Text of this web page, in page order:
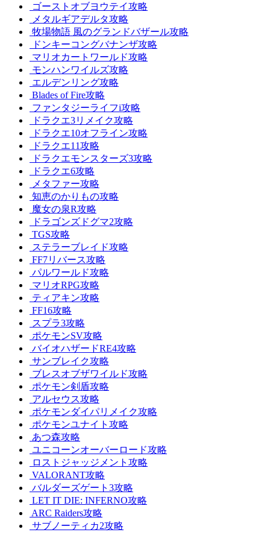
ゴーストオブヨウテイ攻略
メタルギアデルタ攻略
牧場物語 風のグランドバザール攻略
ドンキーコングバナンザ攻略
マリオカートワールド攻略
モンハンワイルズ攻略
エルデンリング攻略
Blades of Fire攻略
ファンタジーライフi攻略
ドラクエ3リメイク攻略
ドラクエ10オフライン攻略
ドラクエ11攻略
ドラクエモンスターズ3攻略
ドラクエ6攻略
メタファー攻略
知恵のかりもの攻略
魔女の泉R攻略
ドラゴンズドグマ2攻略
TGS攻略
ステラーブレイド攻略
FF7リバース攻略
パルワールド攻略
マリオRPG攻略
ティアキン攻略
FF16攻略
スプラ3攻略
ポケモンSV攻略
バイオハザードRE4攻略
サンブレイク攻略
ブレスオブザワイルド攻略
ポケモン剣盾攻略
アルセウス攻略
ポケモンダイパリメイク攻略
ポケモンユナイト攻略
あつ森攻略
ユニコーンオーバーロード攻略
ロストジャッジメント攻略
VALORANT攻略
バルダーズゲート3攻略
LET IT DIE: INFERNO攻略
ARC Raiders攻略
サブノーティカ2攻略